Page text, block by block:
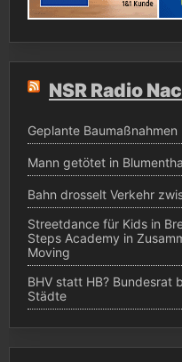
NSR Radio
Geplante
Mann getötet in
Bahn drosselt Verkehr
Streetdance für Kids in
Steps Academy in
Moving
BHV statt HB? Bundesrat
Städte